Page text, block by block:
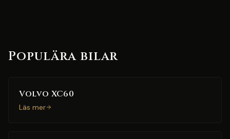
Populära bilar
Volvo XC60
Läs mer